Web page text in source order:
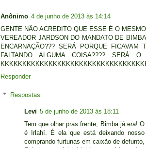
Anônimo 4 de junho de 2013 às 14:14
GENTE NÃO ACREDITO QUE ESSE É O
VEREADOR JARDSON DO MANDATO DE
ENCARNAÇÃO??? SERÁ PORQUE
FALTANDO ALGUMA COISA????
Responder
Respostas
Levi 5 de junho de 2013 às 18:11
Tem que olhar pras frente, Bimba já era!
é Irlahí. É ela que está deixando
comprando furtunas em caixão de defunto,